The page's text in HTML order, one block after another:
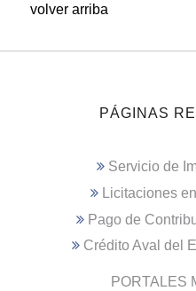
volver arriba
PÁGINAS
Servicio de
Licitaciones
Pago de
Crédito Aval del
PORTALES